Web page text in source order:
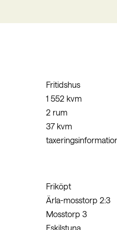
Fritidshus
1 552 kvm
2 rum
37 kvm
Friköpt
Ärla-mosstorp 2:3
Mosstorp 3
Eskilstuna